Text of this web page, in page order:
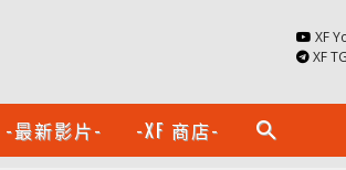
XF
XF
-最新影片- -XF 商店- search